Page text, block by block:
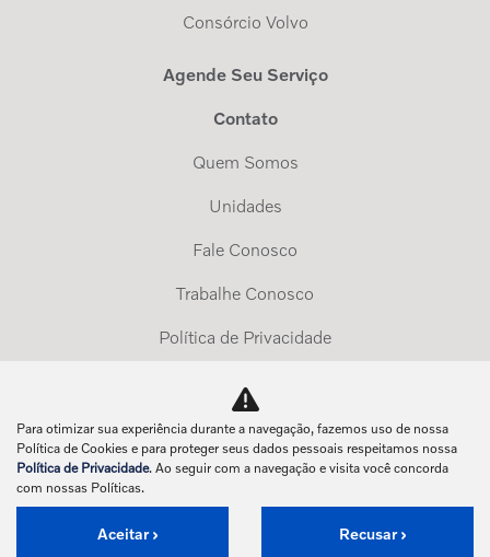
Consórcio Volvo
Agende Seu Serviço
Contato
Quem Somos
Unidades
Fale Conosco
Trabalhe Conosco
Política de Privacidade
No trânsito, enxergar o outro salva vidas.
Para otimizar sua experiência durante a navegação, fazemos uso de nossa
Política de Cookies e para proteger seus dados pessoais respeitamos nossa
Política de Privacidade. Ao seguir com a navegação e visita você concorda
com nossas Políticas.
Aceitar Recusar